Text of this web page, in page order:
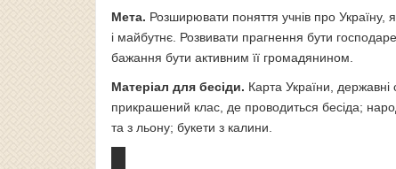
Мета. Розширювати поняття учнів про Україну,
і майбутнє. Розвивати прагнення бути
бажання бути активним її громадянином.
Матеріал для бесіди. Карта України,
прикрашений клас, де проводиться бесіда;
та з льону; букети з калини.